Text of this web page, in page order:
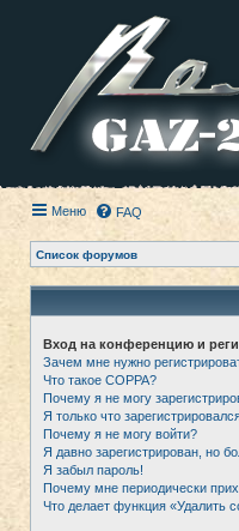
Меню FAQ
Список форумов
Вход на конференцию и
Зачем мне нужно
Что такое COPPA?
Почему я не могу
Я только что
Почему я не могу войти?
Я давно зарегистрирован, но
Я забыл пароль!
Почему мне периодически
Что делает функция «Удалить